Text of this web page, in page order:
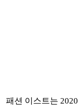
패션 이스트는